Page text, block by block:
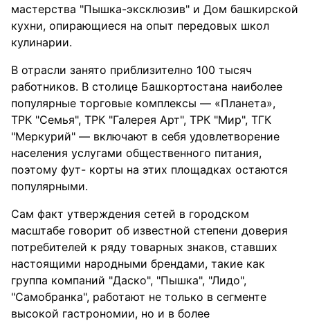
мастерства "Пышка-эксклюзив" и Дом башкирской
кухни, опирающиеся на опыт передовых школ
кулинарии.
В отрасли занято приблизително 100 тысяч
работников. В столице Башкортостана наиболее
популярные торговые комплексы — «Планета»,
ТРК "Семья", ТРК "Галерея Арт", ТРК "Мир", ТГК
"Меркурий" — включают в себя удовлетворение
населения услугами общественного питания,
поэтому фут- корты на этих площадках остаются
популярными.
Сам факт утверждения сетей в городском
масштабе говорит об известной степени доверия
потребителей к ряду товарных знаков, ставших
настоящими народными брендами, такие как
группа компаний "Даско", "Пышка", "Лидо",
"Самобранка", работают не только в сегменте
высокой гастрономии, но и в более